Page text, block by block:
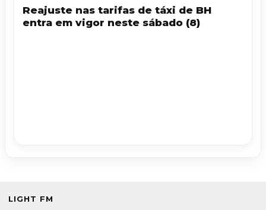
Reajuste nas tarifas de táxi de BH
entra em vigor neste sábado (8)
LIGHT FM